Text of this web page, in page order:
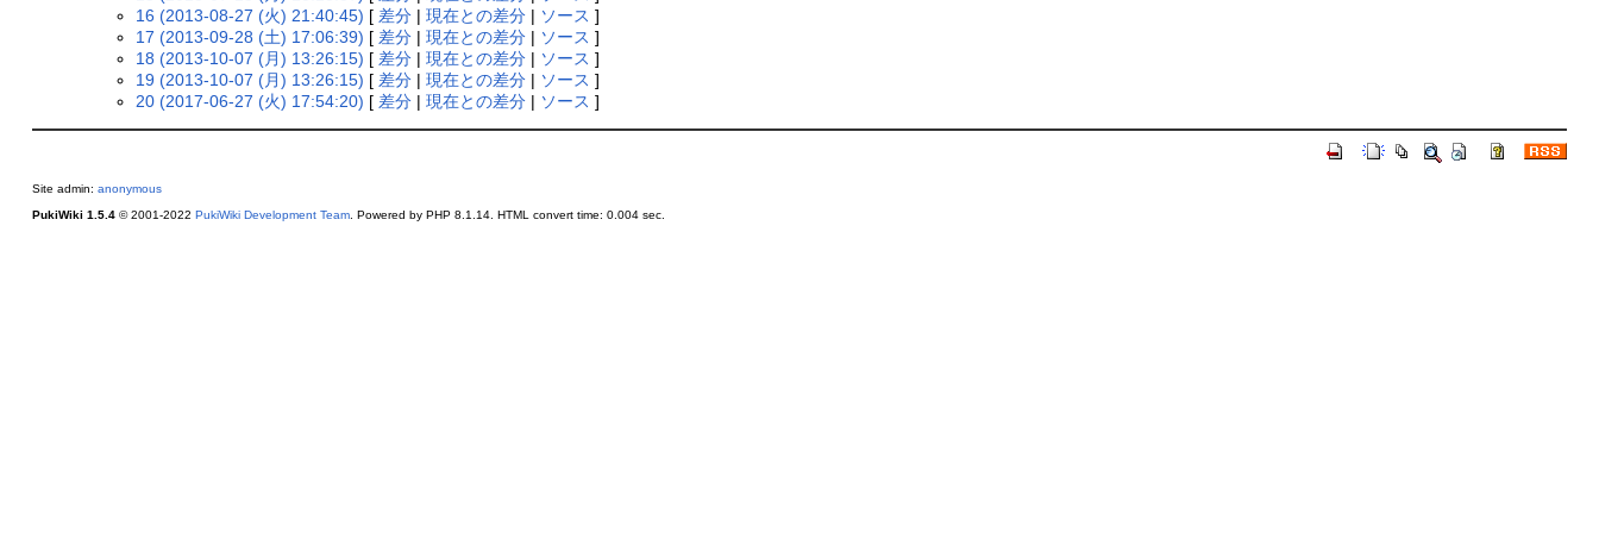
16 (2013-08-27 (火) 21:40:45) [ 差分 |現在との差分 | ソース ]
17 (2013-09-28 (土) 17:06:39) [ 差分 |現在との差分 | ソース ]
18 (2013-10-07 (月) 13:26:15) [ 差分 |現在との差分 | ソース ]
19 (2013-10-07 (月) 13:26:15) [ 差分 |現在との差分 | ソース ]
20 (2017-06-27 (火) 17:54:20) [ 差分 |現在との差分 | ソース ]
Site admin: anonymous
PukiWiki 1.5.4© 2001-2022 PukiWiki Development Team. Powered by PHP 8.1.14. HTML convert time: 0.004 sec.